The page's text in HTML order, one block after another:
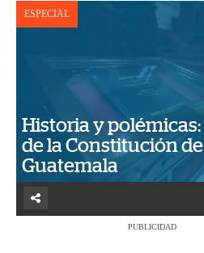
ESPECIAL
Historia y polémicas:
de la Constitución de
Guatemala
PUBLICIDAD